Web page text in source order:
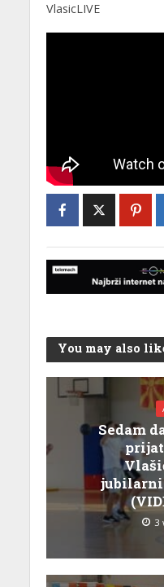
VlasicLIVE
You may also
Sedam
jubilarni
3